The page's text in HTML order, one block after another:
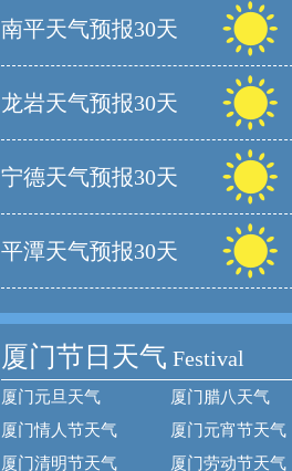
南平天气预报30天
龙岩天气预报30天
宁德天气预报30天
平潭天气预报30天
厦门节日天气 Festival
厦门元旦天气
厦门腊八天气
厦门情人节天气
厦门元宵节天气
厦门清明节天气
厦门劳动节天气